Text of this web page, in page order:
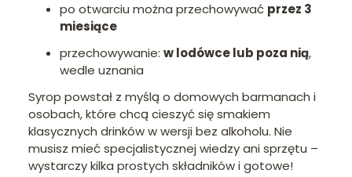
po otwarciu można przechowywać przez 3
miesiące
przechowywanie: w lodówce lub poza nią,
wedle uznania
Syrop powstał z myślą o domowych barmanach i
osobach, które chcą cieszyć się smakiem
klasycznych drinków w wersji bez alkoholu. Nie
musisz mieć specjalistycznej wiedzy ani sprzętu –
wystarczy kilka prostych składników i gotowe!